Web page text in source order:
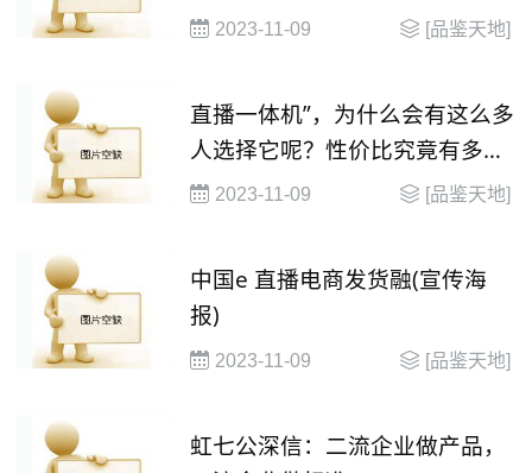
播神器
2023-11-09 [品鉴天地]
直播一体机”，为什么会有这么多
人选择它呢？性价比究竟有多
高？2023-11-09 [品鉴天地]
中国e 直播电商发货融(宣传海
报)
2023-11-09 [品鉴天地]
虹七公深信：二流企业做产品，